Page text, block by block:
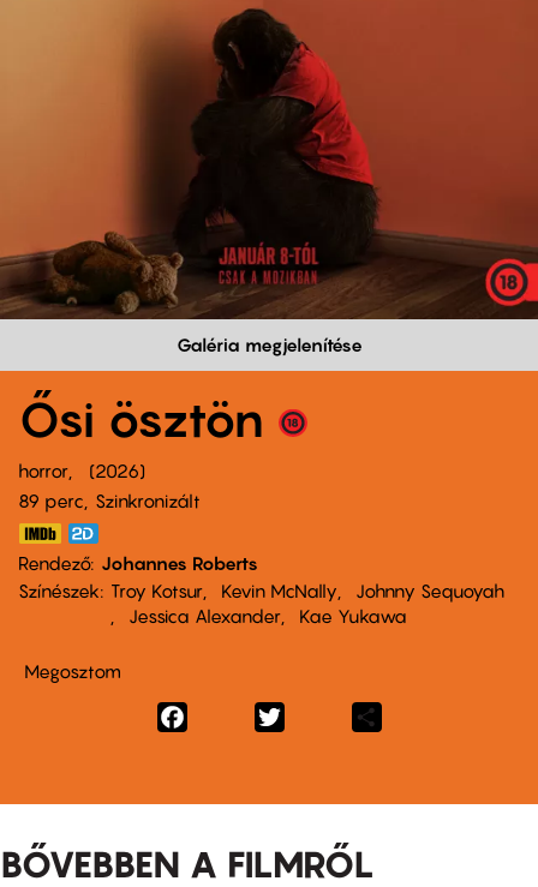
Galéria megjelenítése
Ősi ösztön
horror
2026
89 perc,
Szinkronizált
Rendező Johannes Roberts
Színészek
Troy Kotsur Kevin McNally
Johnny Sequoyah
Jessica Alexander
Kae Yukawa
Megosztom
Facebook
BŐVEBBEN A FILMRŐL